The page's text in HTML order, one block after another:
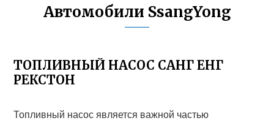
Автомобили SsangYong
ТОПЛИВНЫЙ НАСОС САНГ ЕНГ
РЕКСТОН
Топливный насос является важной частью